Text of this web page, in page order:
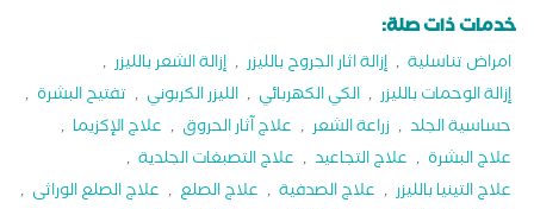
خدمات ذات صلة:
امراض تناسلية , إزالة اثار الجروح بالليزر , إزالة الشعر بالليزر ,
إزالة الوحمات بالليزر , الكي الكهربائي , الليزر الكربوني , تفتيح البشرة ,
حساسية الجلد , زراعة الشعر , علاج آثار الحروق , علاج الإكزيما ,
علاج البشرة , علاج التجاعيد , علاج التصبغات الجلدية ,
علاج التينيا بالليزر , علاج الصدفية , علاج الصلع , علاج الصلع الوراثى ,